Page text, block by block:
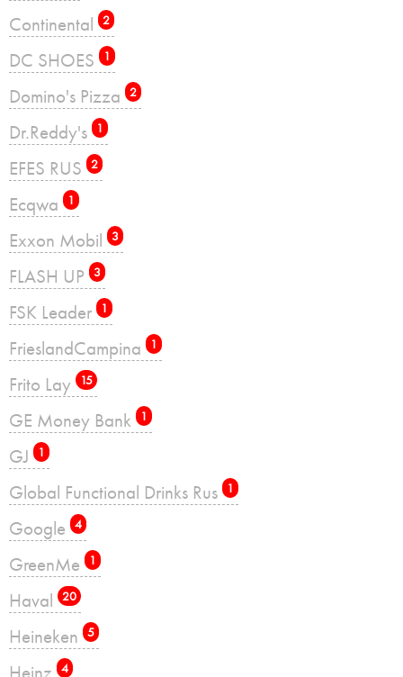
Continental 2
DC SHOES 1
Domino's Pizza 2
Dr.Reddy's 1
EFES RUS 2
Ecqwa 1
Exxon Mobil 3
FLASH UP 3
FSK Leader 1
FrieslandCampina 1
Frito Lay 15
GE Money Bank 1
GJ 1
Global Functional Drinks Rus 1
Google 4
GreenMe 1
Haval 20
Heineken 5
Heinz 4